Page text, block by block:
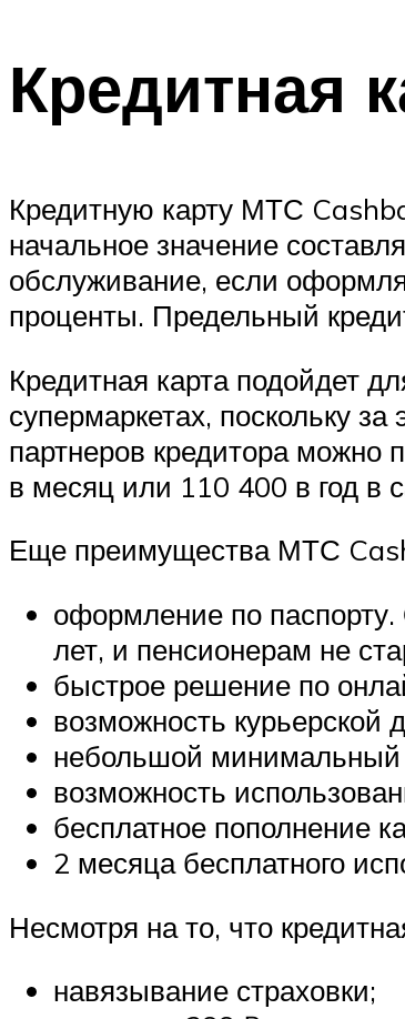
Кредитная
Кредитную карту МТС
начальное значение
обслуживание, если
проценты. Предельный
Кредитная карта подойдет
супермаркетах, поскольку
партнеров кредитора можно
в месяц или 110 400 в год в
Еще преимущества МТС
оформление по
лет, и пенсионерам не
быстрое решение по
возможность курьерской
небольшой минимальный
возможность
бесплатное пополнение
2 месяца бесплатного
Несмотря на то, что
навязывание страховки;